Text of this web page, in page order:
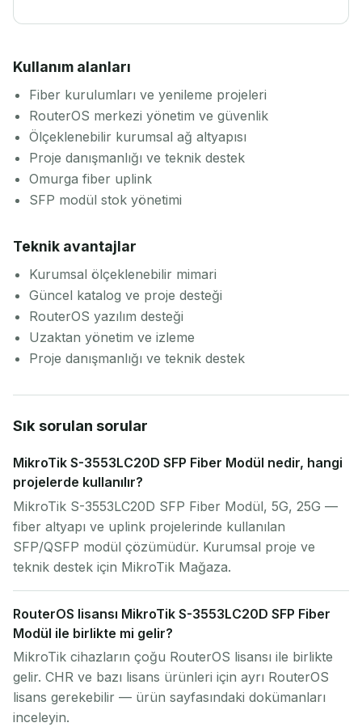
Kullanım alanları
Fiber kurulumları ve yenileme projeleri
RouterOS merkezi yönetim ve güvenlik
Ölçeklenebilir kurumsal ağ altyapısı
Proje danışmanlığı ve teknik destek
Omurga fiber uplink
SFP modül stok yönetimi
Teknik avantajlar
Kurumsal ölçeklenebilir mimari
Güncel katalog ve proje desteği
RouterOS yazılım desteği
Uzaktan yönetim ve izleme
Proje danışmanlığı ve teknik destek
Sık sorulan sorular
MikroTik S-3553LC20D SFP Fiber Modül nedir, hangi
projelerde kullanılır?
MikroTik S-3553LC20D SFP Fiber Modül, 5G, 25G —
fiber altyapı ve uplink projelerinde kullanılan
SFP/QSFP modül çözümüdür. Kurumsal proje ve
teknik destek için MikroTik Mağaza.
RouterOS lisansı MikroTik S-3553LC20D SFP Fiber
Modül ile birlikte mi gelir?
MikroTik cihazların çoğu RouterOS lisansı ile birlikte
gelir. CHR ve bazı lisans ürünleri için ayrı RouterOS
lisans gerekebilir — ürün sayfasındaki dokümanları
inceleyin.